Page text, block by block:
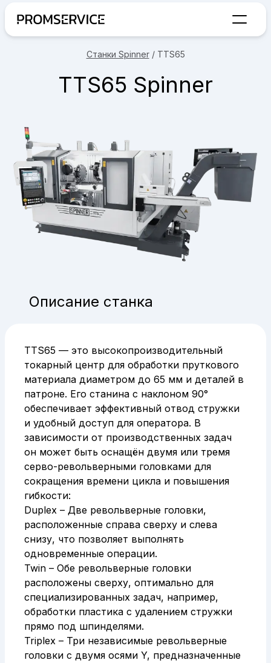
Станки Spinner / TTS65
TTS65 Spinner
Описание станка
TTS65 — это высокопроизводительный
токарный центр для обработки пруткового
материала диаметром до 65 мм и деталей в
патроне. Его станина с наклоном 90°
обеспечивает эффективный отвод стружки
и удобный доступ для оператора. В
зависимости от производственных задач
он может быть оснащён двумя или тремя
серво-револьверными головками для
сокращения времени цикла и повышения
гибкости:
Duplex – Две револьверные головки,
расположенные справа сверху и слева
снизу, что позволяет выполнять
одновременные операции.
Twin – Обе револьверные головки
расположены сверху, оптимально для
специализированных задач, например,
обработки пластика с удалением стружки
прямо под шпинделями.
Triplex – Три независимые револьверные
головки с двумя осями Y, предназначенные